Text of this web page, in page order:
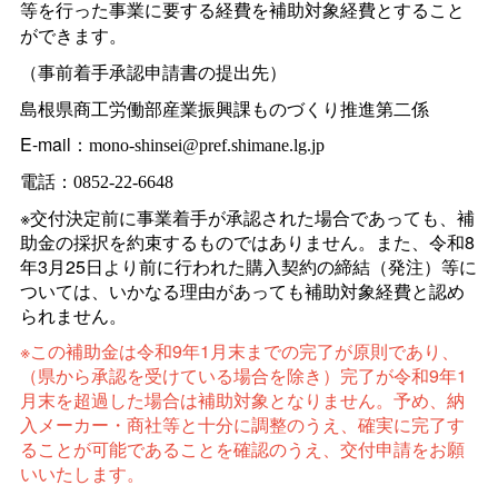
等を行った事業に要する経費を補助対象経費とすること
ができます。
（事前着手承認申請書の提出先）
島根県商工労働部産業振興課ものづくり推進第二係
E-mail： mono-shinsei@pref.shimane.lg.jp
電話：0852-22-6648
※交付決定前に事業着手が承認された場合であっても、補
助金の採択を約束するものではありません。また、令和8
年3月25日より前に行われた購入契約の締結（発注）等に
ついては、いかなる理由があっても補助対象経費と認め
られません。
※この補助金は令和9年1月末までの完了が原則であり、
（県から承認を受けている場合を除き）完了が令和9年1
月末を超過した場合は補助対象となりません。予め、納
入メーカー・商社等と十分に調整のうえ、確実に完了す
ることが可能であることを確認のうえ、交付申請をお願
いいたします。